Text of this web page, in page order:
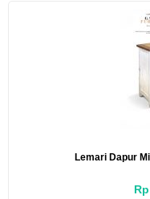
Lemari Dapur